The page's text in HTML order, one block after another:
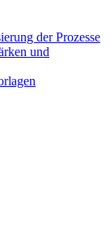
der Prozesse
und